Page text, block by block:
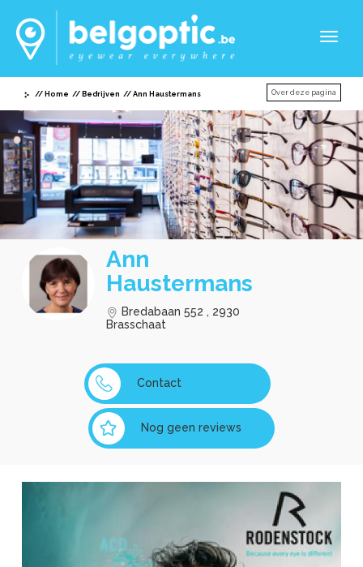
Home Bedrijven Ann Haustermans Over deze pagina
Ann
Haustermans
Bredabaan 552 , 2930
Brasschaat
Contact
Nog geen reviews